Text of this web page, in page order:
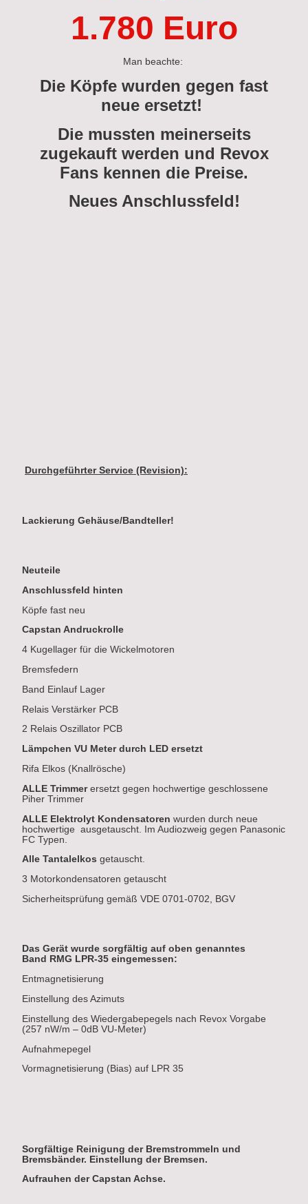
1.780 Euro
Man beachte:
Die Köpfe wurden gegen fast
neue ersetzt!
Die mussten meinerseits
zugekauft werden und Revox
Fans kennen die Preise.
Neues Anschlussfeld!
Durchgeführter Service (Revision):
Lackierung Gehäuse/Bandteller!
Neuteile
Anschlussfeld hinten
Köpfe fast neu
Capstan Andruckrolle
4 Kugellager für die Wickelmotoren
Bremsfedern
Band Einlauf Lager
Relais Verstärker PCB
2 Relais Oszillator PCB
Lämpchen VU Meter durch LED ersetzt
Rifa Elkos (Knallrösche)
ALLE Trimmerersetzt gegen hochwertige geschlossene
Piher Trimmer
ALLE Elektrolyt Kondensatoren wurden durch neue
hochwertige ausgetauscht. Im Audiozweig gegen Panasonic
FC Typen.
Alle Tantalelkos getauscht.
3 Motorkondensatoren getauscht
Sicherheitsprüfung gemäß VDE 0701-0702, BGV
Das Gerät wurde sorgfältig auf oben genanntes
Band RMG LPR-35 eingemessen:
Entmagnetisierung
Einstellung des Azimuts
Einstellung des Wiedergabepegels nach Revox Vorgabe
(257 nW/m – 0dB VU-Meter)
Aufnahmepegel
Vormagnetisierung (Bias) auf LPR 35
Sorgfältige Reinigung der Bremstrommeln und
Bremsbänder. Einstellung der Bremsen.
Aufrauhen der Capstan Achse.